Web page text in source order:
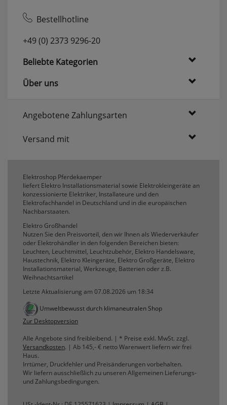
Bestellhotline
+49 (0) 2373 9296-20
Beliebte Kategorien
Über uns
Angebotene Zahlungsarten
Versand mit
Elektroshop Pferdekaemper
liefert Elektro Installationsmaterial sowie Elektrokleingeräte an
konzessionierte Elektriker, Installateure und den
Elektrofachhandel in Deutschland und in die europäischen
Nachbarstaaten.
Elektro Großhandel
Nutzen Sie den Preisvorteil, den wir Ihnen als Wiederverkäufer
oder Elektrohändler in den folgenden Bereichen bieten:
Leuchten, Leuchtmittel, Leuchtzubehör, Elektro Handelsware,
Haustechnik, Elektro Kleingeräte, Elektro Großgeräte, Elektro
Installationsmaterial, Werkzeuge, Batterien oder z.B.
Weihnachtsartikel
Letzte Aktualisierung am 07.08.2026 um 18:34
Umweltbewusst durch klimaneutralen Shop
Zur Desktopversion
Alle Angebote sind freibleibend. | * Preise exkl. MwSt. zzgl.
Versandkosten. | Ab 145,- € netto Warenwert liefern wir frei
Haus.
Irrtümer, Druckfehler und Preisänderungen vorbehalten.
Wir liefern ausschließlich zu unseren Allgemeinen Lieferungs-
und Zahlungsbedingungen.